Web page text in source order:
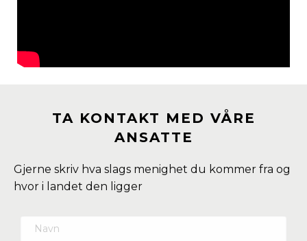
TA KONTAKT MED VÅRE
ANSATTE
Gjerne skriv hva slags menighet du kommer fra og
hvor i landet den ligger